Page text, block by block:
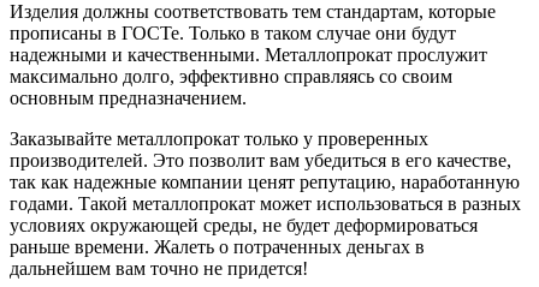
Изделия должны соответствовать тем стандартам, которые
прописаны в ГОСТе. Только в таком случае они будут
надежными и качественными. Металлопрокат прослужит
максимально долго, эффективно справляясь со своим
основным предназначением.
Заказывайте металлопрокат только у проверенных
производителей. Это позволит вам убедиться в его качестве,
так как надежные компании ценят репутацию, наработанную
годами. Такой металлопрокат может использоваться в разных
условиях окружающей среды, не будет деформироваться
раньше времени. Жалеть о потраченных деньгах в
дальнейшем вам точно не придется!